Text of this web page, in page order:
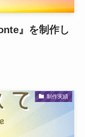
』を制作し
制作実績